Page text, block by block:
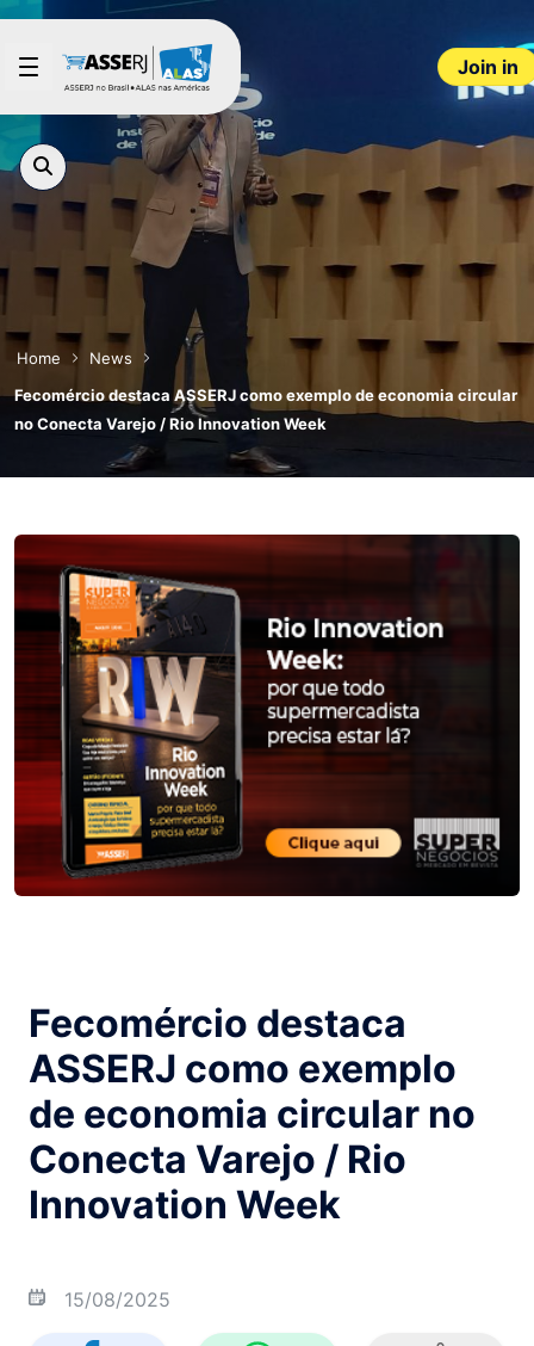
Skip to Main Content
Join in
Home
News
Fecomércio destaca ASSERJ como exemplo de economia circular
no Conecta Varejo / Rio Innovation Week
Fecomércio destaca
ASSERJ como exemplo
de economia circular no
Conecta Varejo / Rio
Innovation Week
15/08/2025